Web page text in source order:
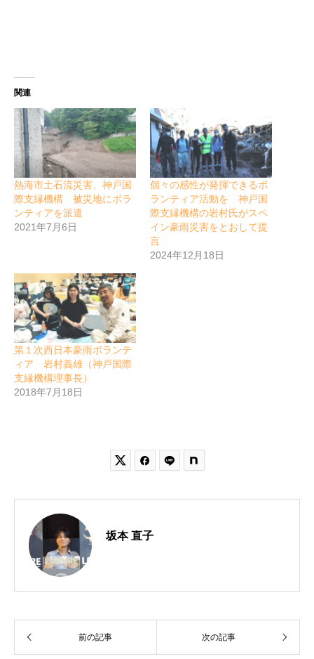
関連
熱海市土石流災害、神戸国
際支縁機構 被災地にボラ
ンティアを派遣
2021年7月6日
個々の感性が発揮できるボ
ランティア活動を 神戸国
際支縁機構の岩村氏がスペ
イン豪雨災害をとおして提
言
2024年12月18日
第１次西日本豪雨ボランテ
ィア 岩村義雄（神戸国際
支縁機構理事長）
2018年7月18日
 
坂本 直子
前の記事 次の記事